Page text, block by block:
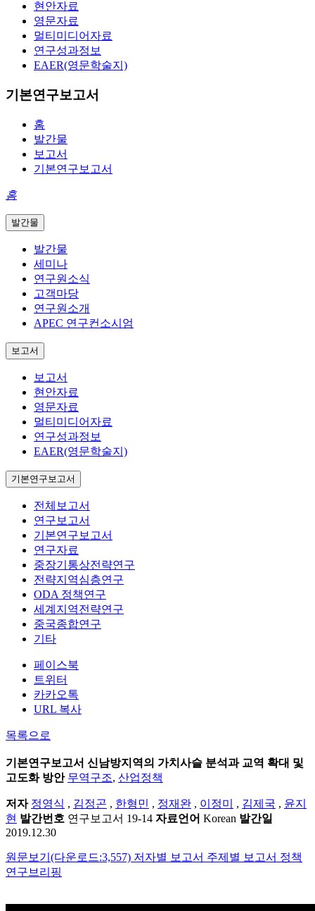
현안자료
영문자료
멀티미디어자료
연구성과정보
EAER(영문학술지)
기본연구보고서
홈
발간물
보고서
기본연구보고서
홈
발간물
발간물
세미나
연구원소식
고객마당
연구원소개
APEC 연구컨소시엄
보고서
보고서
현안자료
영문자료
멀티미디어자료
연구성과정보
EAER(영문학술지)
기본연구보고서
전체보고서
연구보고서
기본연구보고서
연구자료
중장기통상전략연구
전략지역심층연구
ODA 정책연구
세계지역전략연구
중국종합연구
기타
페이스북
트위터
카카오톡
URL 복사
목록으로
기본연구보고서 신남방지역의 가치사슬 분석과 교역 확대 및
고도화 방안 무역구조, 산업정책
저자 정영식 , 김정곤 , 한형민 , 정재완 , 이정미 , 김제국 , 윤지
현 발간번호 연구보고서 19-14 자료언어 Korean 발간일
2019.12.30
원문보기(다운로드:3,557) 저자별 보고서 주제별 보고서 정책
연구브리핑